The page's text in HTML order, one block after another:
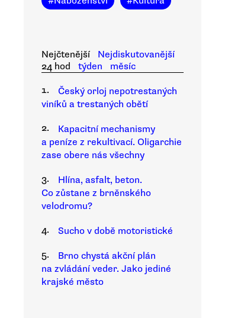
Nejčtenější
Nejdiskutovanější
24 hod
týden
měsíc
1.
Český orloj nepotrestaných
viníků a trestaných obětí
2.
Kapacitní mechanismy
a peníze z rekultivací. Oligarchie
zase obere nás všechny
3.
Hlína, asfalt, beton.
Co zůstane z brněnského
velodromu?
4.
Sucho v době motoristické
5.
Brno chystá akční plán
na zvládání veder. Jako jediné
krajské město